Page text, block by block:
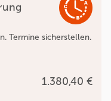
Termine sicherstellen.
1.380,40 €